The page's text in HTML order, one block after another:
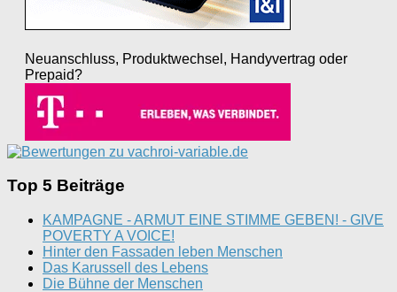
Neuanschluss, Produktwechsel, Handyvertrag oder
Prepaid?
Top 5 Beiträge
KAMPAGNE - ARMUT EINE STIMME GEBEN! - GIVE
POVERTY A VOICE!
Hinter den Fassaden leben Menschen
Das Karussell des Lebens
Die Bühne der Menschen